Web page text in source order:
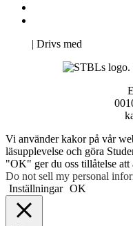
| Drivs med
Vi använder kakor på vår
läsupplevelse och göra
"OK" ger du oss tillåtelse att
Do not sell my personal
Inställningar OK